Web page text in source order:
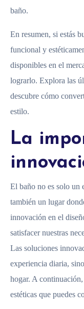
baño.
En resumen, si estás
funcional y
disponibles en el
lograrlo. Explora las
descubre cómo
estilo.
La
El baño no es solo un
también un lugar
innovación en el
satisfacer nuestras
Las soluciones
experiencia diaria,
hogar. A
estéticas que puedes